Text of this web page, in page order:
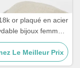
or plaqué en acier
bijoux femme
Croix Collier 20
pouces
Le Meilleur Prix